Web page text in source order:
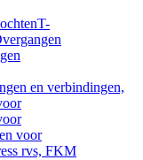
T-
en verbindingen,
voor
rvs, FKM